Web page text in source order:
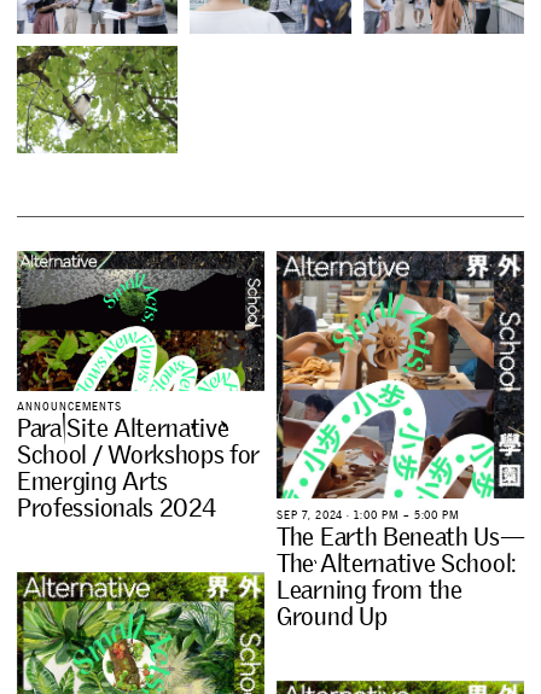
AN NOU NCEMENTS
Para SiteAlternative
School /Workshopsfor
EmergingArts
Professionals 2024 SEP 7, 2024 ∙ 1:00 PM – 5:00 PM
The Earth Beneath Us—
TheAlternative School:
Learning from the
Ground Up